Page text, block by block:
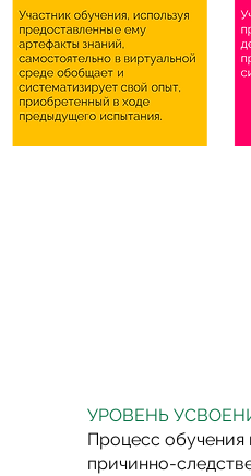
УРОВЕНЬ
Процесс обучения
причинно-